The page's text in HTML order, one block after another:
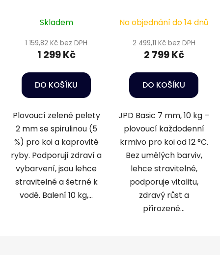
Skladem
1 159,82 Kč bez DPH
1 299 Kč
DO KOŠÍKU
Plovoucí zelené pelety
2 mm se spirulinou (5
%) pro koi a kaprovité
ryby. Podporují zdraví a
vybarvení, jsou lehce
stravitelné a šetrné k
vodě. Balení 10 kg,...
Na objednání do 14 dnů
2 499,11 Kč bez DPH
2 799 Kč
DO KOŠÍKU
JPD Basic 7 mm, 10 kg –
plovoucí každodenní
krmivo pro koi od 12 °C.
Bez umělých barviv,
lehce stravitelné,
podporuje vitalitu,
zdravý růst a
přirozené...